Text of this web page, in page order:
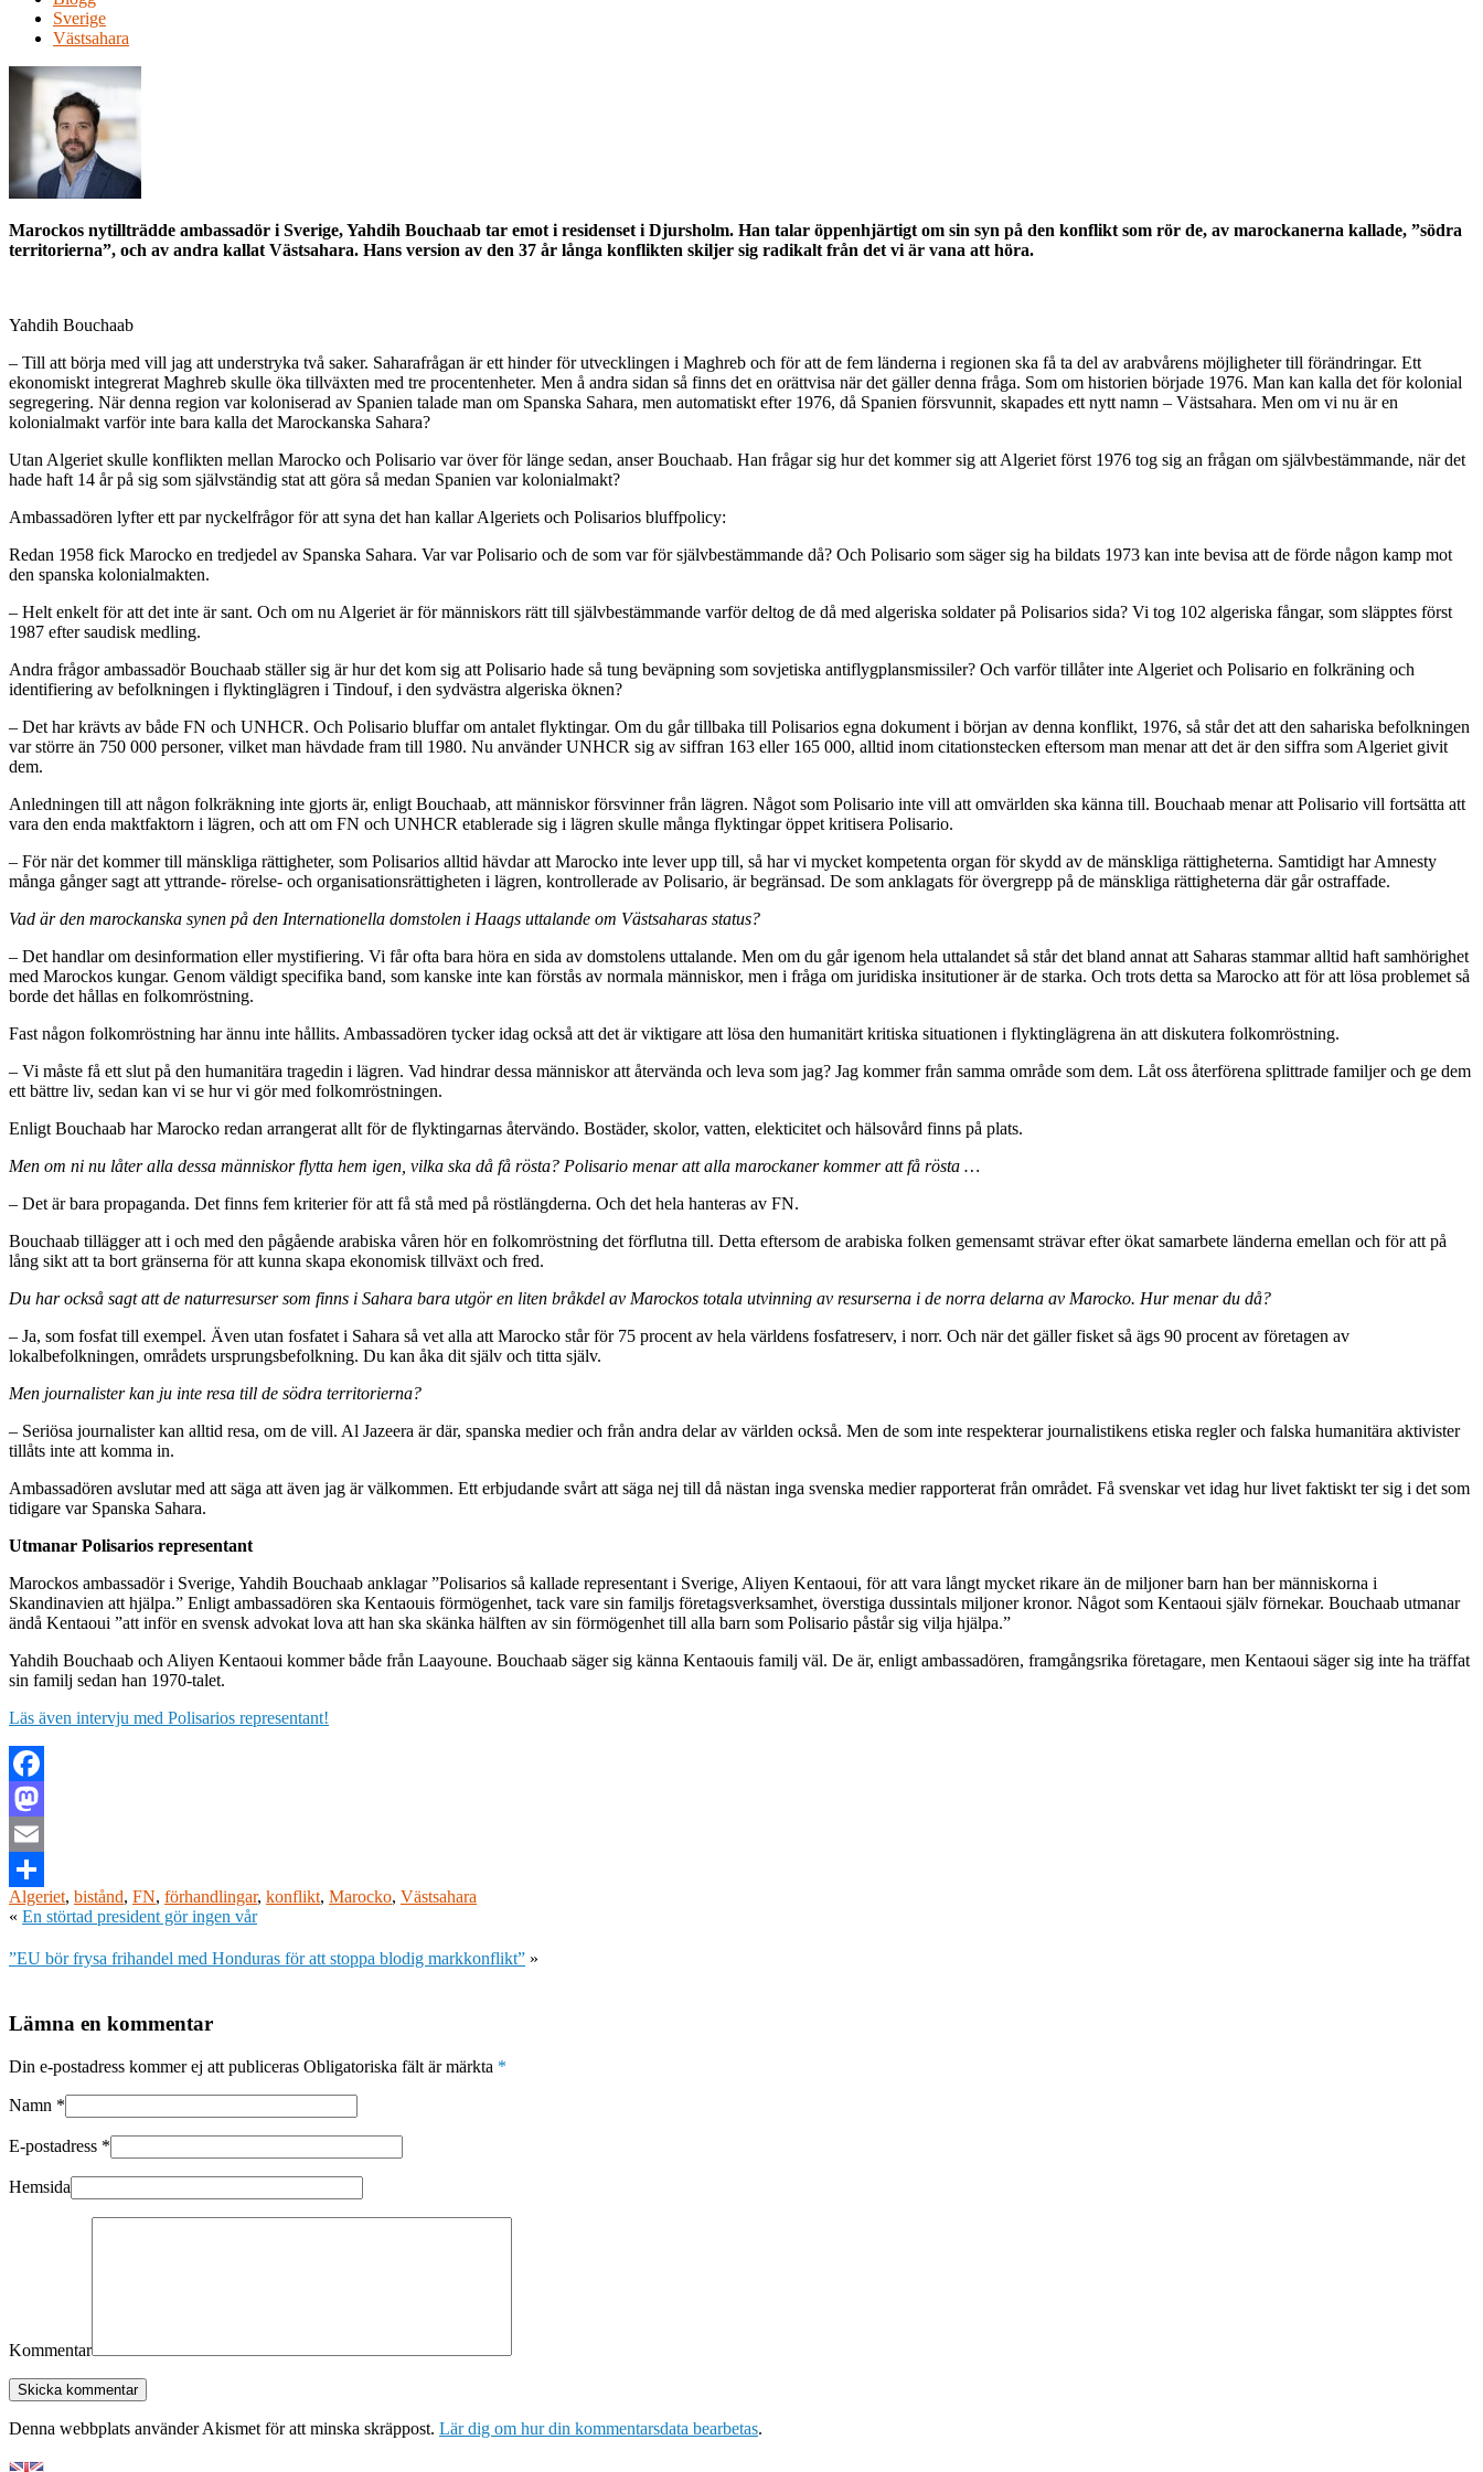
Sverige
Västsahara
Marockos nytillträdde ambassadör i Sverige, Yahdih Bouchaab tar emot i residenset i Djursholm. Han talar öppenhjärtigt om sin syn på den konflikt som rör de, av marockanerna kallade, ”södra
territorierna”, och av andra kallat Västsahara. Hans version av den 37 år långa konflikten skiljer sig radikalt från det vi är vana att höra.
Yahdih Bouchaab
– Till att börja med vill jag att understryka två saker. Saharafrågan är ett hinder för utvecklingen i Maghreb och för att de fem länderna i regionen ska få ta del av arabvårens möjligheter till förändringar. Ett
ekonomiskt integrerat Maghreb skulle öka tillväxten med tre procentenheter. Men å andra sidan så finns det en orättvisa när det gäller denna fråga. Som om historien började 1976. Man kan kalla det för kolonial
segregering. När denna region var koloniserad av Spanien talade man om Spanska Sahara, men automatiskt efter 1976, då Spanien försvunnit, skapades ett nytt namn – Västsahara. Men om vi nu är en
kolonialmakt varför inte bara kalla det Marockanska Sahara?
Utan Algeriet skulle konflikten mellan Marocko och Polisario var över för länge sedan, anser Bouchaab. Han frågar sig hur det kommer sig att Algeriet först 1976 tog sig an frågan om självbestämmande, när det
hade haft 14 år på sig som självständig stat att göra så medan Spanien var kolonialmakt?
Ambassadören lyfter ett par nyckelfrågor för att syna det han kallar Algeriets och Polisarios bluffpolicy:
Redan 1958 fick Marocko en tredjedel av Spanska Sahara. Var var Polisario och de som var för självbestämmande då? Och Polisario som säger sig ha bildats 1973 kan inte bevisa att de förde någon kamp mot
den spanska kolonialmakten.
– Helt enkelt för att det inte är sant. Och om nu Algeriet är för människors rätt till självbestämmande varför deltog de då med algeriska soldater på Polisarios sida? Vi tog 102 algeriska fångar, som släpptes först
1987 efter saudisk medling.
Andra frågor ambassadör Bouchaab ställer sig är hur det kom sig att Polisario hade så tung beväpning som sovjetiska antiflygplansmissiler? Och varför tillåter inte Algeriet och Polisario en folkräning och
identifiering av befolkningen i flyktinglägren i Tindouf, i den sydvästra algeriska öknen?
– Det har krävts av både FN och UNHCR. Och Polisario bluffar om antalet flyktingar. Om du går tillbaka till Polisarios egna dokument i början av denna konflikt, 1976, så står det att den sahariska befolkningen
var större än 750 000 personer, vilket man hävdade fram till 1980. Nu använder UNHCR sig av siffran 163 eller 165 000, alltid inom citationstecken eftersom man menar att det är den siffra som Algeriet givit
dem.
Anledningen till att någon folkräkning inte gjorts är, enligt Bouchaab, att människor försvinner från lägren. Något som Polisario inte vill att omvärlden ska känna till. Bouchaab menar att Polisario vill fortsätta att
vara den enda maktfaktorn i lägren, och att om FN och UNHCR etablerade sig i lägren skulle många flyktingar öppet kritisera Polisario.
– För när det kommer till mänskliga rättigheter, som Polisarios alltid hävdar att Marocko inte lever upp till, så har vi mycket kompetenta organ för skydd av de mänskliga rättigheterna. Samtidigt har Amnesty
många gånger sagt att yttrande- rörelse- och organisationsrättigheten i lägren, kontrollerade av Polisario, är begränsad. De som anklagats för övergrepp på de mänskliga rättigheterna där går ostraffade.
Vad är den marockanska synen på den Internationella domstolen i Haags uttalande om Västsaharas status?
– Det handlar om desinformation eller mystifiering. Vi får ofta bara höra en sida av domstolens uttalande. Men om du går igenom hela uttalandet så står det bland annat att Saharas stammar alltid haft samhörighet
med Marockos kungar. Genom väldigt specifika band, som kanske inte kan förstås av normala människor, men i fråga om juridiska insitutioner är de starka. Och trots detta sa Marocko att för att lösa problemet så
borde det hållas en folkomröstning.
Fast någon folkomröstning har ännu inte hållits. Ambassadören tycker idag också att det är viktigare att lösa den humanitärt kritiska situationen i flyktinglägrena än att diskutera folkomröstning.
– Vi måste få ett slut på den humanitära tragedin i lägren. Vad hindrar dessa människor att återvända och leva som jag? Jag kommer från samma område som dem. Låt oss återförena splittrade familjer och ge dem
ett bättre liv, sedan kan vi se hur vi gör med folkomröstningen.
Enligt Bouchaab har Marocko redan arrangerat allt för de flyktingarnas återvändo. Bostäder, skolor, vatten, elekticitet och hälsovård finns på plats.
Men om ni nu låter alla dessa människor flytta hem igen, vilka ska då få rösta? Polisario menar att alla marockaner kommer att få rösta …
– Det är bara propaganda. Det finns fem kriterier för att få stå med på röstlängderna. Och det hela hanteras av FN.
Bouchaab tillägger att i och med den pågående arabiska våren hör en folkomröstning det förflutna till. Detta eftersom de arabiska folken gemensamt strävar efter ökat samarbete länderna emellan och för att på
lång sikt att ta bort gränserna för att kunna skapa ekonomisk tillväxt och fred.
Du har också sagt att de naturresurser som finns i Sahara bara utgör en liten bråkdel av Marockos totala utvinning av resurserna i de norra delarna av Marocko. Hur menar du då?
– Ja, som fosfat till exempel. Även utan fosfatet i Sahara så vet alla att Marocko står för 75 procent av hela världens fosfatreserv, i norr. Och när det gäller fisket så ägs 90 procent av företagen av
lokalbefolkningen, områdets ursprungsbefolkning. Du kan åka dit själv och titta själv.
Men journalister kan ju inte resa till de södra territorierna?
– Seriösa journalister kan alltid resa, om de vill. Al Jazeera är där, spanska medier och från andra delar av världen också. Men de som inte respekterar journalistikens etiska regler och falska humanitära aktivister
tillåts inte att komma in.
Ambassadören avslutar med att säga att även jag är välkommen. Ett erbjudande svårt att säga nej till då nästan inga svenska medier rapporterat från området. Få svenskar vet idag hur livet faktiskt ter sig i det som
tidigare var Spanska Sahara.
Utmanar Polisarios representant
Marockos ambassadör i Sverige, Yahdih Bouchaab anklagar ”Polisarios så kallade representant i Sverige, Aliyen Kentaoui, för att vara långt mycket rikare än de miljoner barn han ber människorna i
Skandinavien att hjälpa.” Enligt ambassadören ska Kentaouis förmögenhet, tack vare sin familjs företagsverksamhet, överstiga dussintals miljoner kronor. Något som Kentaoui själv förnekar. Bouchaab utmanar
ändå Kentaoui ”att inför en svensk advokat lova att han ska skänka hälften av sin förmögenhet till alla barn som Polisario påstår sig vilja hjälpa.”
Yahdih Bouchaab och Aliyen Kentaoui kommer både från Laayoune. Bouchaab säger sig känna Kentaouis familj väl. De är, enligt ambassadören, framgångsrika företagare, men Kentaoui säger sig inte ha träffat
sin familj sedan han 1970-talet.
Läs även intervju med Polisarios representant!
Facebook
Mastodon
Email
Dela
Algeriet, bistånd, FN, förhandlingar, konflikt, Marocko, Västsahara
« En störtad president gör ingen vår
”EU bör frysa frihandel med Honduras för att stoppa blodig markkonflikt” »
Lämna en kommentar
Din e-postadress kommer ej att publiceras Obligatoriska fält är märkta *
Namn *
E-postadress *
Hemsida
Kommentar
Denna webbplats använder Akismet för att minska skräppost. Lär dig om hur din kommentarsdata bearbetas.